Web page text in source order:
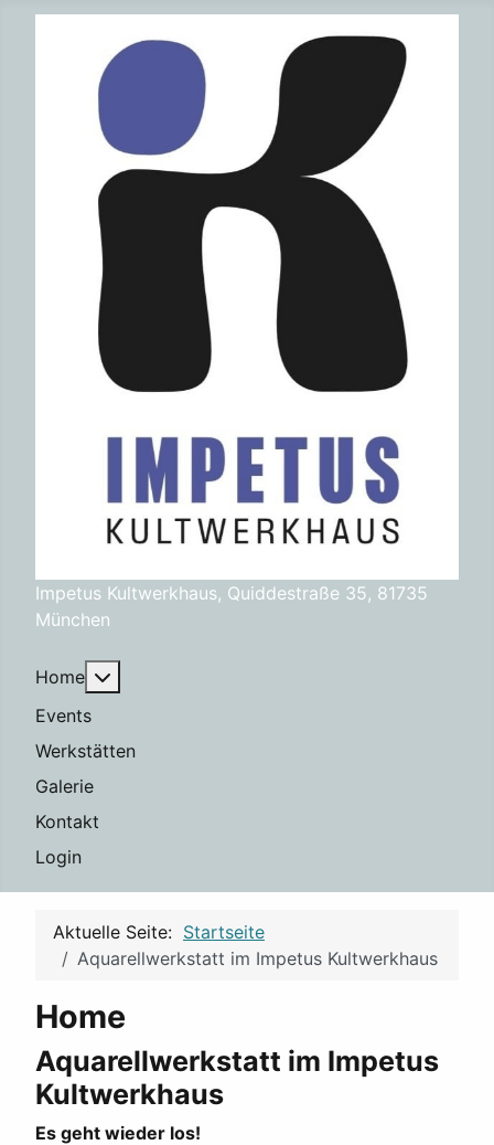
Impetus Kultwerkhaus, Quiddestraße 35, 81735
München
Home
Events
Werkstätten
Galerie
Kontakt
Login
Aktuelle Seite: Startseite
Aquarellwerkstatt im Impetus Kultwerkhaus
Home
Aquarellwerkstatt im Impetus
Kultwerkhaus
Es geht wieder los!